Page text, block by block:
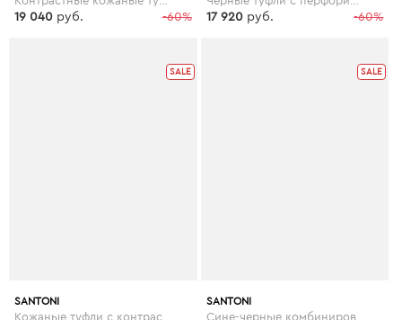
-60%
19 040 руб. -60%
17 920 руб.
SALE
SANTONI
SALE
SANTONI
Сине-черные комбинированные броги